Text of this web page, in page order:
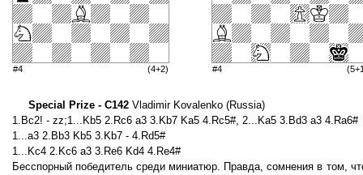
#4 (4+2) #4
Special Prize - C142 Vladimir Kovalenko (Russia)
1.Bc2! - zz;1...Kb5 2.Rc6 a3 3.Kb7 Ka5 4.Rc5#, 2...Ka5 3.Bd3 a3 4.Ra6#
1...a3 2.Bb3 Kb5 3.Kb7 - 4.Rd5#
1...Kc4 2.Kc6 a3 3.Re6 Kd4 4.Re4#
Бесспорный победитель среди миниатюр. Правда, сомнения в том,